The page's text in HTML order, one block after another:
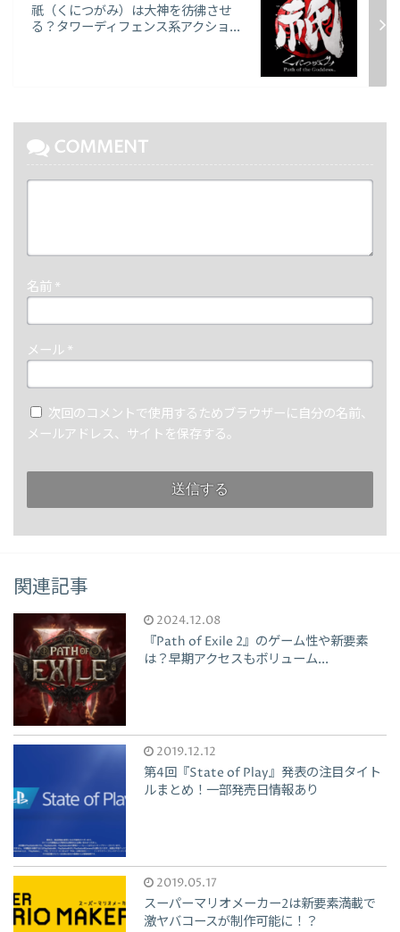
祇（くにつがみ）は大神を彷彿させ
る？タワーディフェンス系アクショ...
COMMENT
名前 *
メール *
次回のコメントで使用するためブラウザーに自分の名前、
メールアドレス、サイトを保存する。
関連記事
2024.12.08
『Path of Exile 2』のゲーム性や新要素
は？早期アクセスもボリューム...
2019.12.12
第4回『State of Play』発表の注目タイト
ルまとめ！一部発売日情報あり
2019.05.17
スーパーマリオメーカー2は新要素満載で
激ヤバコースが制作可能に！？